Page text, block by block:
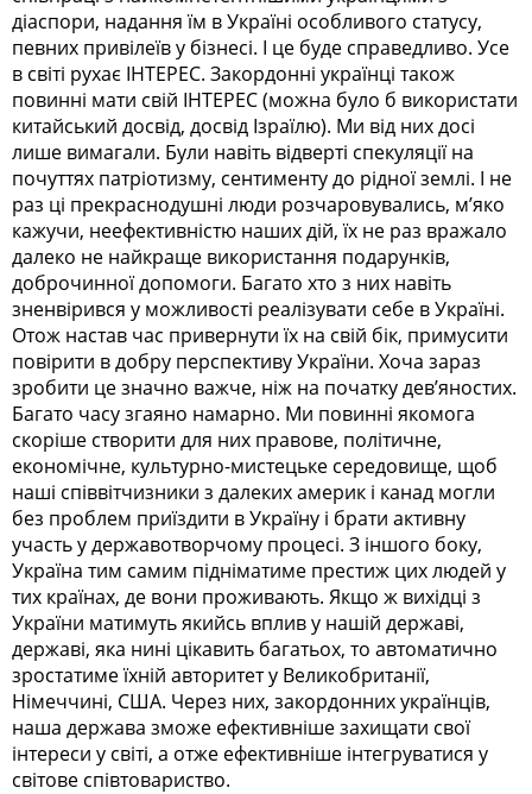
діаспори, надання їм в Україні особливого статусу,
певних привілеїв у бізнесі. І це буде справедливо. Усе
в світі рухає ІНТЕРЕС. Закордонні українці також
повинні мати свій ІНТЕРЕС (можна було б використати
китайський досвід, досвід Ізраїлю). Ми від них досі
лише вимагали. Були навіть відверті спекуляції на
почуттях патріотизму, сентименту до рідної землі. І не
раз ці прекраснодушні люди розчаровувались, м’яко
кажучи, неефективністю наших дій, їх не раз вражало
далеко не найкраще використання подарунків,
доброчинної допомоги. Багато хто з них навіть
зненвірився у можливості реалізувати себе в Україні.
Отож настав час привернути їх на свій бік, примусити
повірити в добру перспективу України. Хоча зараз
зробити це значно важче, ніж на початку дев’яностих.
Багато часу згаяно намарно. Ми повинні якомога
скоріше створити для них правове, політичне,
економічне, культурно-мистецьке середовище, щоб
наші співвітчизники з далеких америк і канад могли
без проблем приїздити в Україну і брати активну
участь у державотворчому процесі. З іншого боку,
Україна тим самим підніматиме престиж цих людей у
тих країнах, де вони проживають. Якщо ж вихідці з
України матимуть якийсь вплив у нашій державі,
державі, яка нині цікавить багатьох, то автоматично
зростатиме їхній авторитет у Великобританії,
Німеччині, США. Через них, закордонних українців,
наша держава зможе ефективніше захищати свої
інтереси у світі, а отже ефективніше інтегруватися у
світове співтовариство.